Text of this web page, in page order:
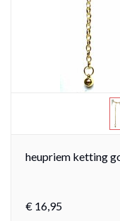
heupriem ketting
€ 16,95